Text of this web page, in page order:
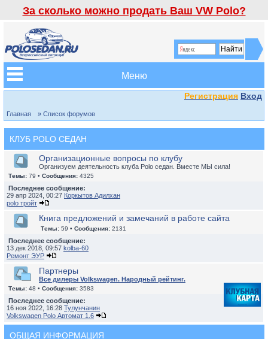
За сколько можно продать Ваш VW Polo?
Меню
Регистрация Вход
Главная » Список форумов
КЛУБ POLO СЕДАН
Организационные вопросы по клубу
Организуем деятельность клуба Polo седан. Вместе МЫ сила!
Темы: 79 • Сообщения: 4325
Последнее сообщение:
29 апр 2024, 00:27 Коркытов Адилхан
polo тройт
Книга предложений и замечаний в работе сайта
Темы: 59 • Сообщения: 2131
Последнее сообщение:
13 дек 2018, 09:57 kolba-60
Ремонт ЭУР
Партнеры
Все дилеры Volkswagen. Народный рейтинг.
Темы: 48 • Сообщения: 3583
Последнее сообщение:
16 ноя 2022, 16:28 Тулунчанин
Volkswagen Polo Автомат 1.6
ОБЩАЯ ИНФОРМАЦИЯ